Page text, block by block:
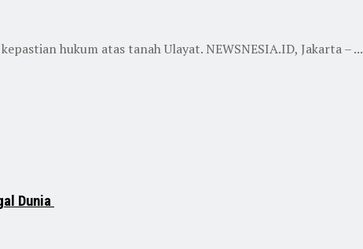
hukum atas tanah Ulayat. NEWSNESIA.ID, Jakarta – ...
Dunia